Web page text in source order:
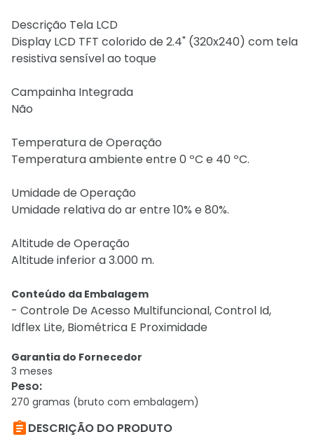
Descrição Tela LCD
Display LCD TFT colorido de 2.4" (320x240) com tela
resistiva sensível ao toque
Campainha Integrada
Não
Temperatura de Operação
Temperatura ambiente entre 0 ºC e 40 ºC.
Umidade de Operação
Umidade relativa do ar entre 10% e 80%.
Altitude de Operação
Altitude inferior a 3.000 m.
Conteúdo da Embalagem
- Controle De Acesso Multifuncional, Control Id,
Idflex Lite, Biométrica E Proximidade
Garantia do Fornecedor
3 meses
Peso:
270 gramas (bruto com embalagem)
DESCRIÇÃO DO PRODUTO